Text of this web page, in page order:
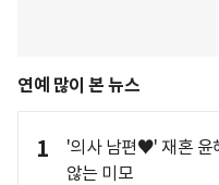
연예 많이 본 뉴스
1
'의사 남편♥' 재혼 윤
않는 미모